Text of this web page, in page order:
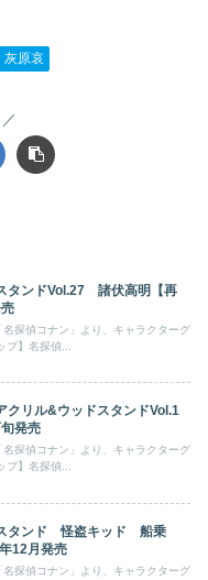
灰原哀
タンドVol.27 諸伏高明【再
探偵コナン」より、キャラクターグ
プ】名探偵...
クリル&ウッドスタンドVol.1
発売
探偵コナン」より、キャラクターグ
プ】名探偵...
タンド 怪盗キッド 船乗
12月発売
探偵コナン」より、キャラクターグ